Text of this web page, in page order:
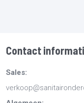
Contact
Sales: